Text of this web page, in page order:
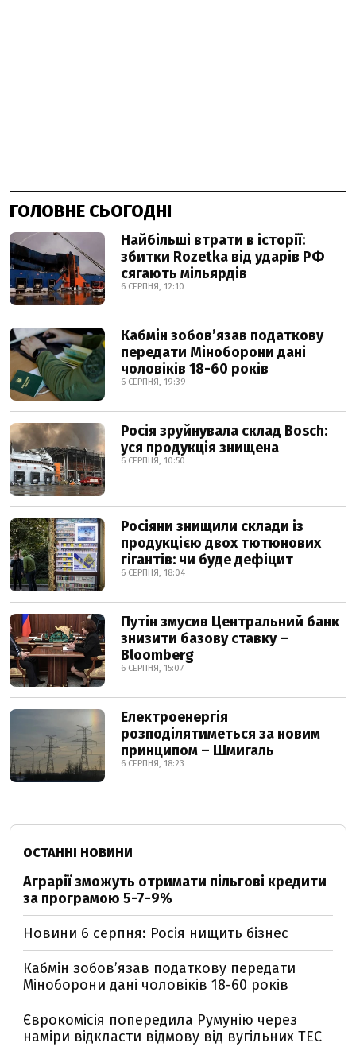
ГОЛОВНЕ СЬОГОДНІ
Найбільші втрати в історії:
збитки Rozetka від ударів РФ
сягають мільярдів
6 СЕРПНЯ, 12:10
Кабмін зобовʼязав податкову
передати Міноборони дані
чоловіків 18-60 років
6 СЕРПНЯ, 19:39
Росія зруйнувала склад Bosch:
уся продукція знищена
6 СЕРПНЯ, 10:50
Росіяни знищили склади із
продукцією двох тютюнових
гігантів: чи буде дефіцит
6 СЕРПНЯ, 18:04
Путін змусив Центральний банк
знизити базову ставку –
Bloomberg
6 СЕРПНЯ, 15:07
Електроенергія
розподілятиметься за новим
принципом – Шмигаль
6 СЕРПНЯ, 18:23
ОСТАННІ НОВИНИ
Аграрії зможуть отримати пільгові кредити
за програмою 5-7-9%
Новини 6 серпня: Росія нищить бізнес
Кабмін зобовʼязав податкову передати
Міноборони дані чоловіків 18-60 років
Єврокомісія попередила Румунію через
наміри відкласти відмову від вугільних ТЕС